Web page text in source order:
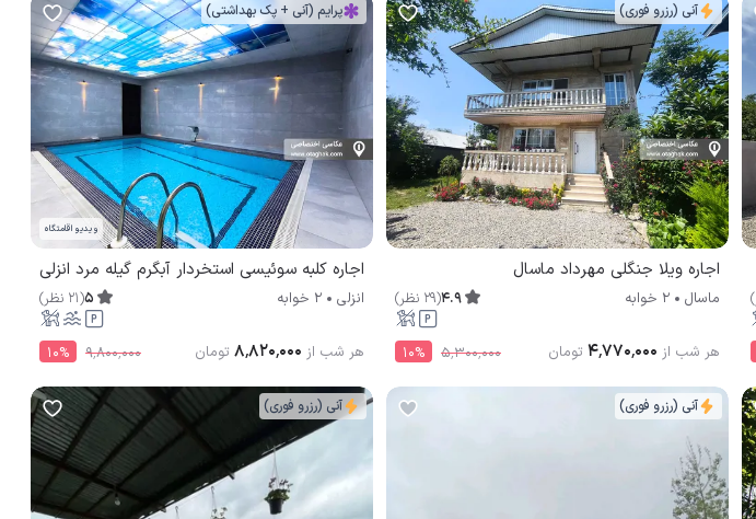
)
آنی (رزرو فوری)
اجاره ویلا جنگلی مهرداد ماسال
ماسال 2 خوابه 4.9
(
29 نظر)
۵٬۳۰۰٬۰۰۰ 10% هر شب از ۴٬۷۷۰٬۰۰۰ تومان
پرایم (آنی + پک بهداشتی)
ویدیو اقامتگاه
اجاره کلبه سوئیسی استخردار آبگرم گیله مرد انزلی
انزلی 2 خوابه 5
(
21 نظر)
۹٬۸۰۰٬۰۰۰ 10% هر شب از ۸٬۸۲۰٬۰۰۰ تومان
آنی (رزرو فوری) آنی (رزرو فوری)